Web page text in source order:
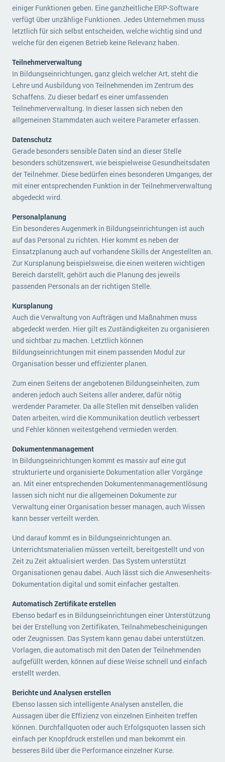
einiger Funktionen geben. Eine ganzheitliche ERP-Software
verfügt über unzählige Funktionen. Jedes Unternehmen muss
letztlich für sich selbst entscheiden, welche wichtig sind und
welche für den eigenen Betrieb keine Relevanz haben.
Teilnehmerverwaltung
In Bildungseinrichtungen, ganz gleich welcher Art, steht die
Lehre und Ausbildung von Teilnehmenden im Zentrum des
Schaffens. Zu dieser bedarf es einer umfassenden
Teilnehmerverwaltung. In dieser lassen sich neben den
allgemeinen Stammdaten auch weitere Parameter erfassen.
Datenschutz
Gerade besonders sensible Daten sind an dieser Stelle
besonders schützenswert, wie beispielweise Gesundheitsdaten
der Teilnehmer. Diese bedürfen eines besonderen Umganges, der
mit einer entsprechenden Funktion in der Teilnehmerverwaltung
abgedeckt wird.
Personalplanung
Ein besonderes Augenmerk in Bildungseinrichtungen ist auch
auf das Personal zu richten. Hier kommt es neben der
Einsatzplanung auch auf vorhandene Skills der Angestellten an.
Zur Kursplanung beispielsweise, die einen weiteren wichtigen
Bereich darstellt, gehört auch die Planung des jeweils
passenden Personals an der richtigen Stelle.
Kursplanung
Auch die Verwaltung von Aufträgen und Maßnahmen muss
abgedeckt werden. Hier gilt es Zuständigkeiten zu organisieren
und sichtbar zu machen. Letztlich können
Bildungseinrichtungen mit einem passenden Modul zur
Organisation besser und effizienter planen.
Zum einen Seitens der angebotenen Bildungseinheiten, zum
anderen jedoch auch Seitens aller anderer, dafür nötig
werdender Parameter. Da alle Stellen mit denselben validen
Daten arbeiten, wird die Kommunikation deutlich verbessert
und Fehler können weitestgehend vermieden werden.
Dokumentenmanagement
In Bildungseinrichtungen kommt es massiv auf eine gut
strukturierte und organisierte Dokumentation aller Vorgänge
an. Mit einer entsprechenden Dokumentenmanagementlösung
lassen sich nicht nur die allgemeinen Dokumente zur
Verwaltung einer Organisation besser managen, auch Wissen
kann besser verteilt werden.
Und darauf kommt es in Bildungseinrichtungen an.
Unterrichtsmaterialien müssen verteilt, bereitgestellt und von
Zeit zu Zeit aktualisiert werden. Das System unterstützt
Organisationen genau dabei. Auch lässt sich die Anwesenheits-
Dokumentation digital und somit einfacher gestalten.
Automatisch Zertifikate erstellen
Ebenso bedarf es in Bildungseinrichtungen einer Unterstützung
bei der Erstellung von Zertifikaten, Teilnahmebescheinigungen
oder Zeugnissen. Das System kann genau dabei unterstützen.
Vorlagen, die automatisch mit den Daten der Teilnehmenden
aufgefüllt werden, können auf diese Weise schnell und einfach
erstellt werden.
Berichte und Analysen erstellen
Ebenso lassen sich intelligente Analysen anstellen, die
Aussagen über die Effizienz von einzelnen Einheiten treffen
können. Durchfallquoten oder auch Erfolgsquoten lassen sich
einfach per Knopfdruck erstellen und man bekommt ein
besseres Bild über die Performance einzelner Kurse.